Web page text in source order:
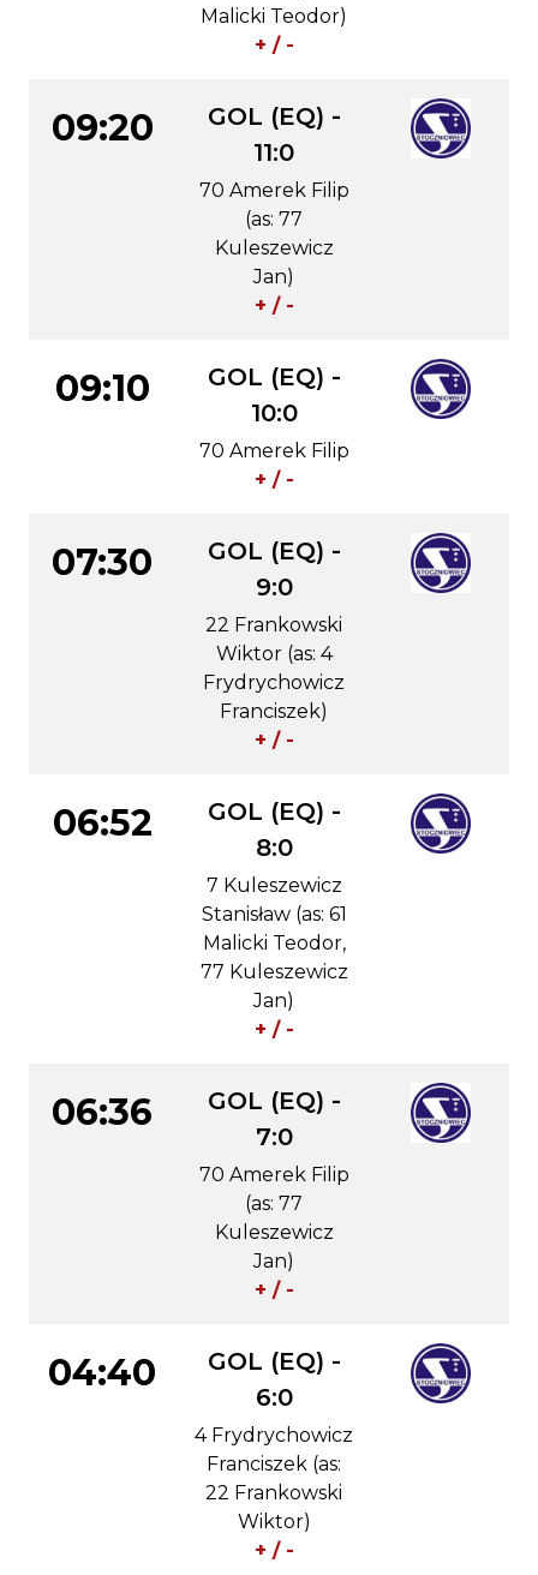
Malicki Teodor)
+ / -
09:20
GOL (EQ) -
11:0
70 Amerek Filip
(as: 77
Kuleszewicz
Jan)
+ / -
09:10
GOL (EQ) -
10:0
70 Amerek Filip
+ / -
07:30
GOL (EQ) -
9:0
22 Frankowski
Wiktor (as: 4
Frydrychowicz
Franciszek)
+ / -
06:52
GOL (EQ) -
8:0
7 Kuleszewicz
Stanisław (as: 61
Malicki Teodor,
77 Kuleszewicz
Jan)
+ / -
06:36
GOL (EQ) -
7:0
70 Amerek Filip
(as: 77
Kuleszewicz
Jan)
+ / -
04:40
GOL (EQ) -
6:0
4 Frydrychowicz
Franciszek (as:
22 Frankowski
Wiktor)
+ / -